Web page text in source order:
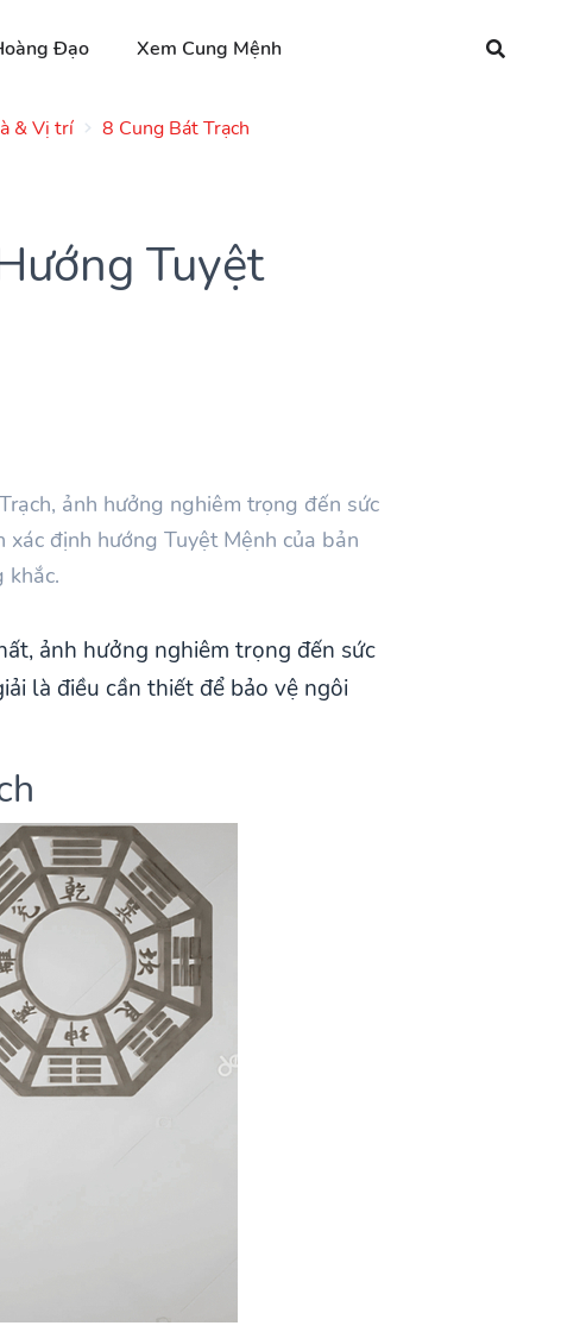
Đạo Xem Cung Mệnh
& Vị trí
8 Cung Bát Trạch
Tuyệt
ảnh hưởng nghiêm trọng đến sức
định hướng Tuyệt Mệnh của bản
khắc.
ảnh hưởng nghiêm trọng đến sức
là điều cần thiết để bảo vệ ngôi